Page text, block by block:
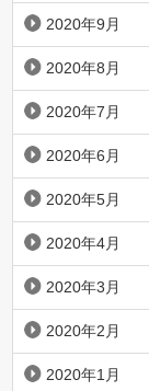
2020年9月
2020年8月
2020年7月
2020年6月
2020年5月
2020年4月
2020年3月
2020年2月
2020年1月